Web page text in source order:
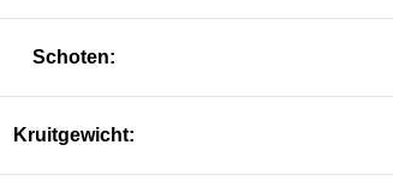
Schoten:
Kruitgewicht: